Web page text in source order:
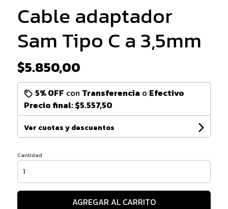
Cable adaptador
Sam Tipo C a 3,5mm
$5.850,00
5% OFF con Transferencia o Efectivo
Precio final:$5.557,50
Ver cuotas y descuentos
Cantidad
AGREGAR AL CARRITO